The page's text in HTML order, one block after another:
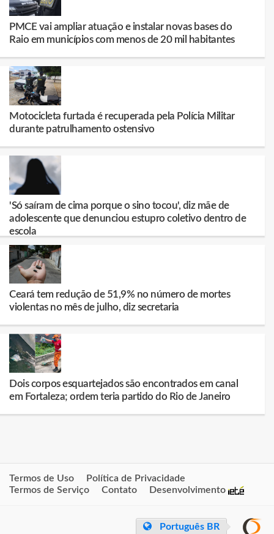
PMCE vai ampliar atuação e instalar novas bases do
Raio em municípios com menos de 20 mil habitantes
Motocicleta furtada é recuperada pela Polícia Militar
durante patrulhamento ostensivo
'Só saíram de cima porque o sino tocou', diz mãe de
adolescente que denunciou estupro coletivo dentro de
escola
Ceará tem redução de 51,9% no número de mortes
violentas no mês de julho, diz secretaria
Dois corpos esquartejados são encontrados em canal
em Fortaleza; ordem teria partido do Rio de Janeiro
Termos de Uso
Política de Privacidade
Termos de Serviço
Contato Desenvolvimento
Português BR